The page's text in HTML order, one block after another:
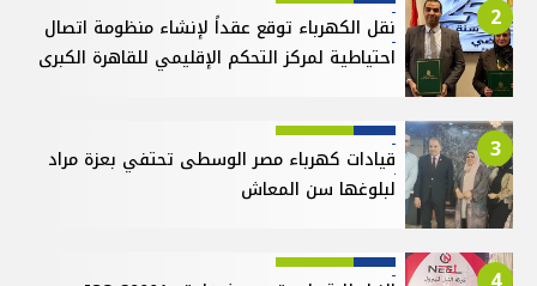
2
نقل الكهرباء توقع عقداً لإنشاء منظومة اتصال
احتياطية لمركز التحكم الإقليمي للقاهرة الكبرى
3
قيادات كهرباء مصر الوسطى تحتفي بعزة مراد
لبلوغها سن المعاش